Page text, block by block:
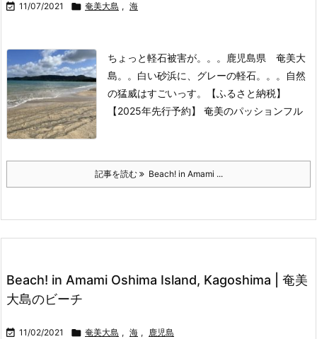
 11/07/2021  奄美大島 , 海
ちょっと軽石被害が。。。
鹿児島県 奄美大
島。。 白い砂浜に、グレーの軽石。。。
自然
の猛威はすごいっす。
【ふるさと納税】
【2025年先行予約】 奄美のパッションフル
記事を読む Beach! in Amami ...
Beach! in Amami Oshima Island, Kagoshima | 奄美
大島のビーチ
 11/02/2021  奄美大島 , 海 , 鹿児島